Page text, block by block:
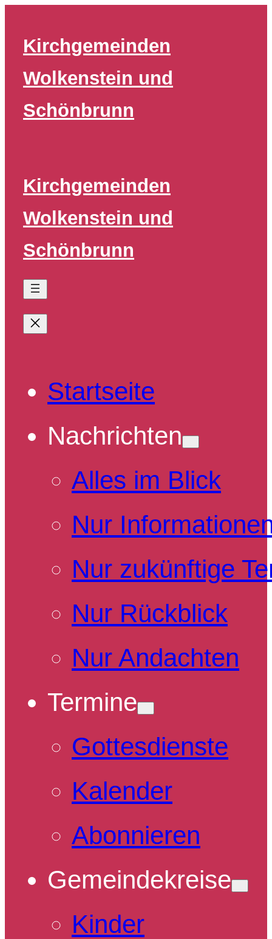
springen
Kirchgemeinden
Wolkenstein und
Schönbrunn
Kirchgemeinden
Wolkenstein und
Schönbrunn
Startseite
Nachrichten
Alles im Blick
Nur
Nur zukünftige
Nur Rückblick
Nur Andachten
Termine
Gottesdienste
Kalender
Abonnieren
Gemeindekreise
Kinder